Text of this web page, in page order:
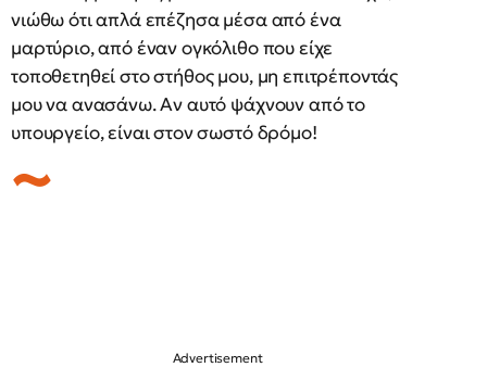
νιώθω ότι απλά επέζησα μέσα από ένα
μαρτύριο, από έναν ογκόλιθο που είχε
τοποθετηθεί στο στήθος μου, μη επιτρέποντάς
μου να ανασάνω. Αν αυτό ψάχνουν από το
υπουργείο, είναι στον σωστό δρόμο!